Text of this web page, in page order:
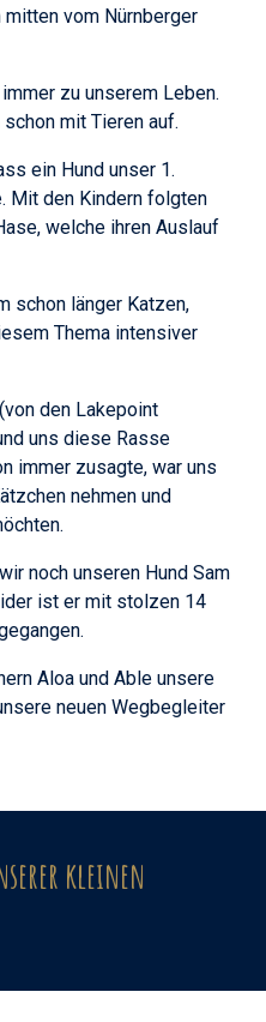
vom Nürnberger
zu unserem Leben.
schon mit Tieren auf.
ein Hund unser 1.
Mit den Kindern folgten
welche ihren Auslauf
schon länger Katzen,
Thema intensiver
den Lakepoint
uns diese Rasse
immer zusagte, war uns
nehmen und
noch unseren Hund Sam
ist er mit stolzen 14
.
Aloa und Able unsere
neuen Wegbegleiter
kleinen